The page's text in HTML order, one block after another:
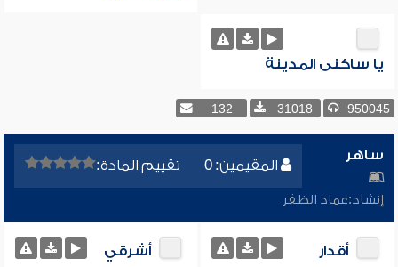
يا ساكنى المدينة
950045
31018
132
المقيمين: 0 تقييم المادة:
ساهر
إنشاد:عماد الظفر
أقدار أشرقي